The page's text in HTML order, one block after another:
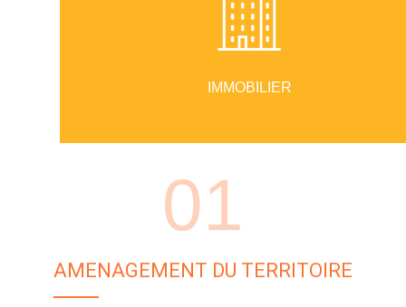
IMMOBILIER
01
AMENAGEMENT DU TERRITOIRE